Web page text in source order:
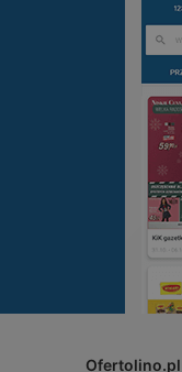
Ofertolino.pl